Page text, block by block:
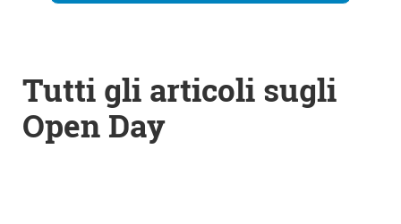
Tutti gli articoli sugli
Open Day